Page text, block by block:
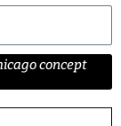
concept